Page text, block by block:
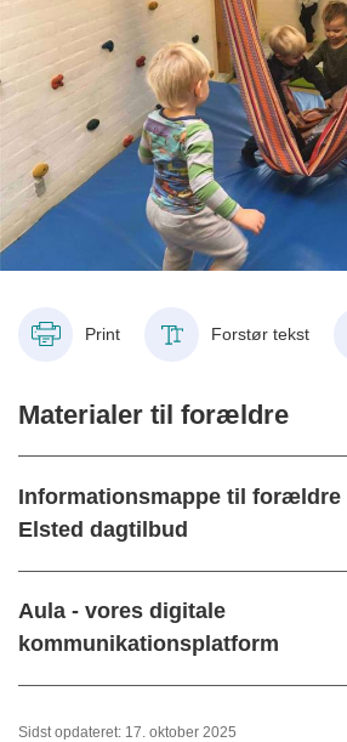
Print Forstør tekst
Materialer til forældre
Informationsmappe til forældre
Elsted dagtilbud
Aula - vores digitale
kommunikationsplatform
Sidst opdateret: 17. oktober 2025